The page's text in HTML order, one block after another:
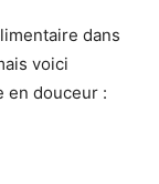
dans
voici
en douceur :